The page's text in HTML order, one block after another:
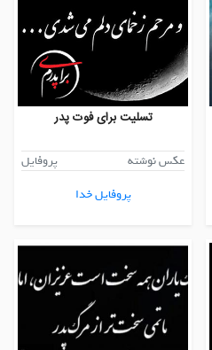
تسلیت برای فوت پدر
عکس نوشته
پروفایل
پروفایل خدا